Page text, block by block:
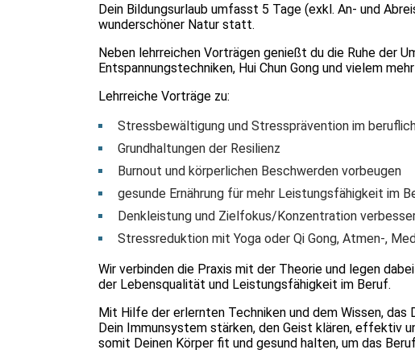
Dein Bildungsurlaub umfasst 5 Tage (exkl. An- und
wunderschöner Natur statt.
Neben lehrreichen Vorträgen genießt du die Ruhe der
Entspannungstechniken, Hui Chun Gong und vielem
Lehrreiche Vorträge zu:
Stressbewältigung und Stressprävention im
Grundhaltungen der Resilienz
Burnout und körperlichen Beschwerden vorbeugen
gesunde Ernährung für mehr Leistungsfähigkeit im
Denkleistung und Zielfokus/Konzentration
Stressreduktion mit Yoga oder Qi Gong, Atmen-,
Wir verbinden die Praxis mit der Theorie und legen
der Lebensqualität und Leistungsfähigkeit im Beruf.
Mit Hilfe der erlernten Techniken und dem Wissen, das
Dein Immunsystem stärken, den Geist klären, effektiv
somit Deinen Körper fit und gesund halten, um das